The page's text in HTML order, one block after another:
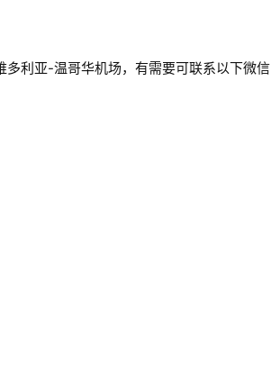
多利亚-温哥华机场，有需要可联系以下微信